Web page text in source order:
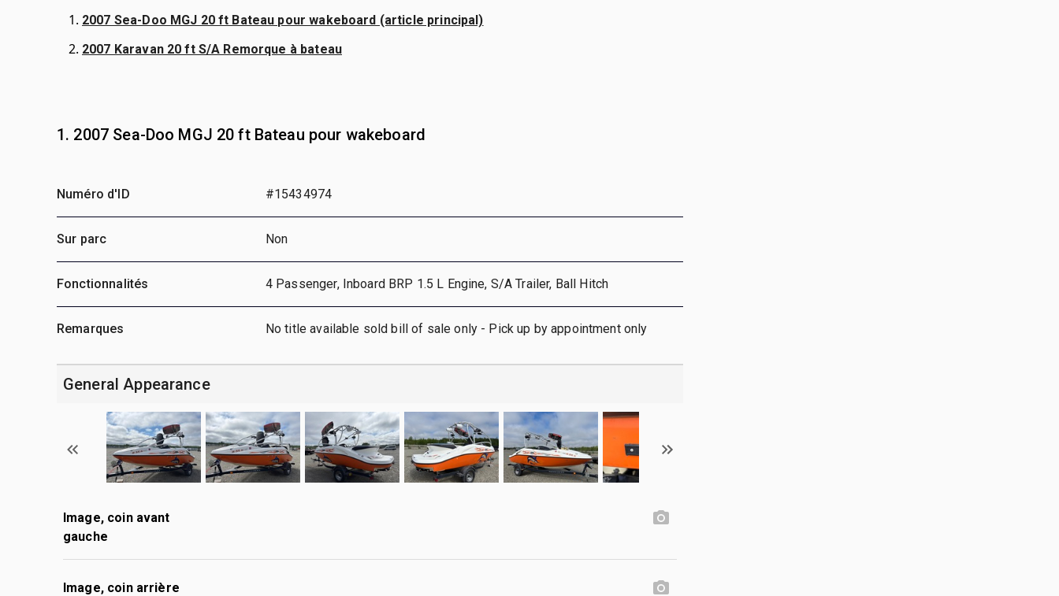
2007 Sea-Doo MGJ 20 ft Bateau pour wakeboard (article principal)
2007 Karavan 20 ft S/A Remorque à bateau
1. 2007 Sea-Doo MGJ 20 ft Bateau pour wakeboard
Numéro d'ID #15434974
Sur parc Non
Fonctionnalités 4 Passenger, Inboard BRP 1.5 L Engine, S/A Trailer, Ball Hitch
Remarques No title available sold bill of sale only - Pick up by appointment only
General Appearance
Image, coin avant
gauche
Image, coin arrière